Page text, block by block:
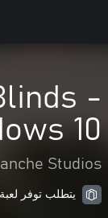
-
10
Studios
يتطلب توفر لعبة